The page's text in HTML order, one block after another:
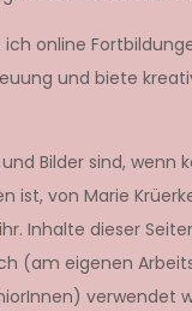
online
und biete
Bilder sind, wenn
ist, von Marie
Inhalte dieser
(am eigenen
verwendet